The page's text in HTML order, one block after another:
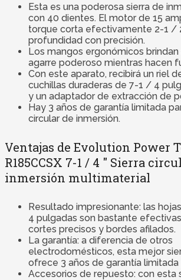
Esta es una poderosa sierra de
con 40 dientes. El motor de 15
torque corta efectivamente 2-1 /
profundidad con precisión.
Los mangos ergonómicos brindan
agarre poderoso mientras hacen
Con este aparato, recibirá un riel
cuchillas duraderas de 7-1 / 4
y un adaptador de extracción de
Hay 3 años de garantía limitada
circular de inmersión.
Ventajas de Evolution Power
R185CCSX 7-1 / 4 ″ Sierra
inmersión multimaterial
Resultado impresionante: las
4 pulgadas son bastante
cortes precisos y bordes afilados.
La garantía: a diferencia de otros
electrodomésticos, esta mejor
ofrece 3 años de garantía limitada
Accesorios de repuesto: con esta